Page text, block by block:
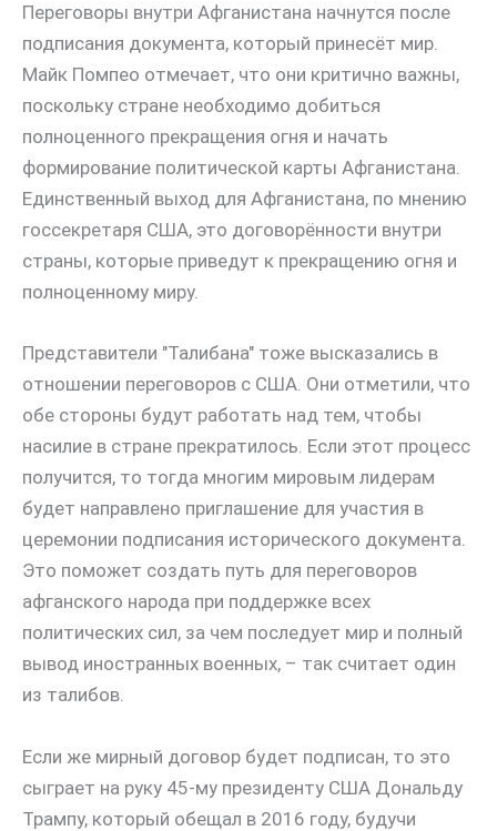
Переговоры внутри Афганистана начнутся после
подписания документа, который принесёт мир.
Майк Помпео отмечает, что они критично важны,
поскольку стране необходимо добиться
полноценного прекращения огня и начать
формирование политической карты Афганистана.
Единственный выход для Афганистана, по мнению
госсекретаря США, это договорённости внутри
страны, которые приведут к прекращению огня и
полноценному миру.
Представители "Талибана" тоже высказались в
отношении переговоров с США. Они отметили, что
обе стороны будут работать над тем, чтобы
насилие в стране прекратилось. Если этот процесс
получится, то тогда многим мировым лидерам
будет направлено приглашение для участия в
церемонии подписания исторического документа.
Это поможет создать путь для переговоров
афганского народа при поддержке всех
политических сил, за чем последует мир и полный
вывод иностранных военных, – так считает один
из талибов.
Если же мирный договор будет подписан, то это
сыграет на руку 45-му президенту США Дональду
Трампу, который обещал в 2016 году, будучи